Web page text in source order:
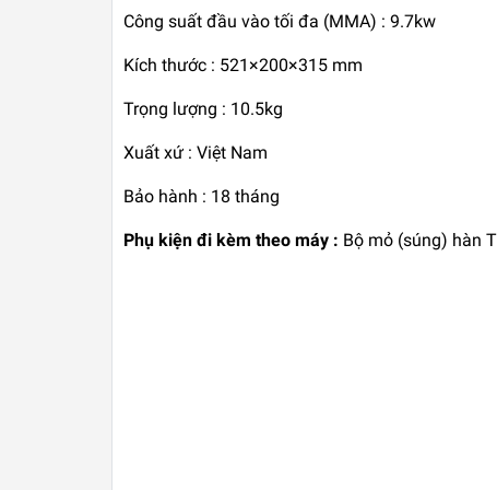
Công suất đầu vào tối đa (MMA) : 9.7kw
Kích thước : 521×200×315 mm
Trọng lượng : 10.5kg
Xuất xứ : Việt Nam
Bảo hành : 18 tháng
Phụ kiện đi kèm theo máy : Bộ mỏ (súng) hàn